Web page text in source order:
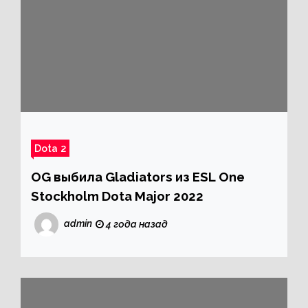
Dota 2
OG выбила Gladiators из ESL One
Stockholm Dota Major 2022
admin 4 года назад